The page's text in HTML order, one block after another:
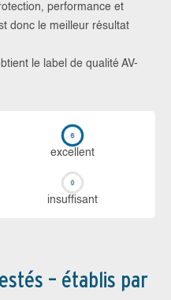
performance et
donc le meilleur résultat
le label de qualité AV-
ex­cellent
in­suf­fi­sant
– établis par